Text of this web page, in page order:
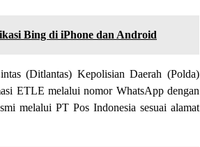
Bing di iPhone dan Android
(Ditlantas) Kepolisian Daerah (Polda)
ETLE melalui nomor WhatsApp dengan
melalui PT Pos Indonesia sesuai alamat